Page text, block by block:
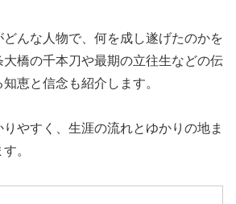
んな人物で、何を成し遂げたのかを
橋の千本刀や最期の立往生などの伝
恵と信念も紹介します。
やすく、生涯の流れとゆかりの地ま
。